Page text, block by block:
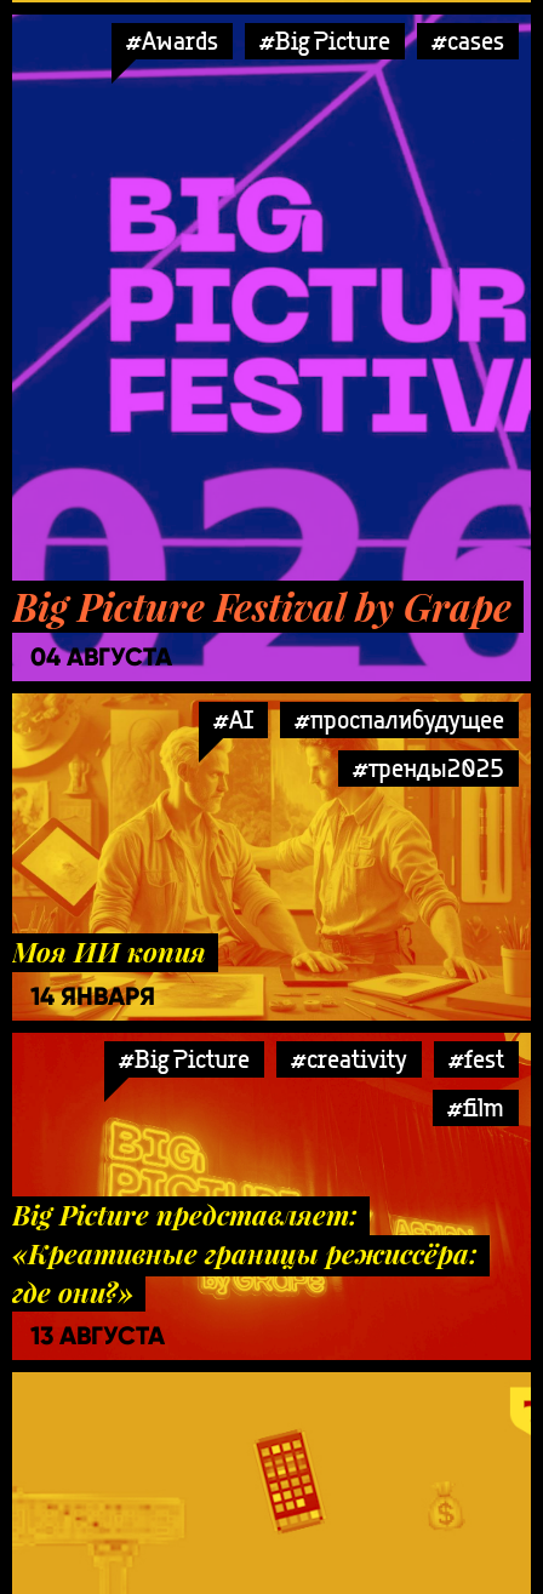
#Awards #Big Picture #cases
Big Picture Festival by Grape
04 АВГУСТА
#AI
#проспалибудущее
#тренды2025
Моя ИИ копия
14 ЯНВАРЯ
#Big Picture #creativity
#fest
#film
Big Picture представляет:
«Креативные границы режиссёра:
где они?»
13 АВГУСТА